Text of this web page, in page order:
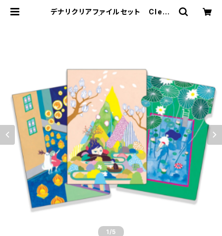
デナリクリアファイルセット Clear
1 /5